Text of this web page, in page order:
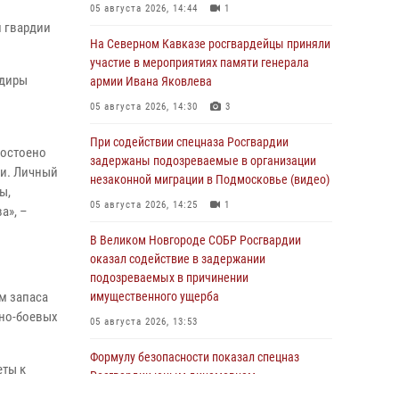
гвардии
Личный
–
запаса
боевых
к
05 августа 2026, 14:44 1
На Северном Кавказе росгвардейцы приняли
участие в мероприятиях памяти генерала
армии Ивана Яковлева
05 августа 2026, 14:30 3
При содействии спецназа Росгвардии
задержаны подозреваемые в организации
незаконной миграции в Подмосковье (видео)
05 августа 2026, 14:25 1
В Великом Новгороде СОБР Росгвардии
оказал содействие в задержании
подозреваемых в причинении
имущественного ущерба
05 августа 2026, 13:53
Формулу безопасности показал спецназ
Росгвардии юным динамовцам